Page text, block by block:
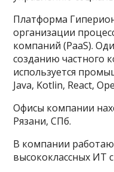
Платформа
организации
компаний (PaaS).
созданию частного
используется
Java, Kotlin, React,
Офисы компании
Рязани, СПб.
В компании
высококлассных ИТ